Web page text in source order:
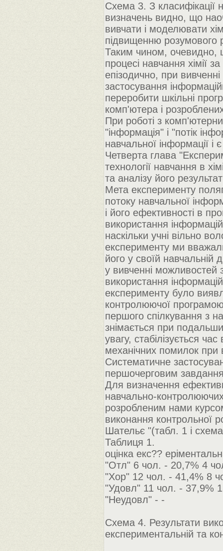
Схема 3. З класифікації
визначень видно, що
вивчати і моделювати
підвищенню розумового
Таким чином, очевидно,
процесі навчання хімії
епізодично, при
застосування
переробити шкільні
комп'ютера і
При роботі з
"інформація" і "потік
навчальної інформації
Четверта глава
технології навчання в
та аналізу його
Мета експерименту
потоку навчальної
і його ефективності в
використання
наскільки учні вільно
експерименту ми
його у своїй навчальній
у вивченні можливостей
використання
експерименту було
контролюючої
першого спілкування з
знімається при
увагу, стабілізується
механічних помилок при
Систематичне
першочерговим
Для визначення
навчально-
розробленим нами
виконання контрольної
Шательє "(табл. 1 і
Таблиця 1.
оцінка екс??
"Отл" 6 чол. - 20,7% 4
"Хор" 12 чол. - 41,4% 8
"Удовл" 11 чол. - 37,9%
"Неудовл" - -
Схема 4. Результати
експериментальній та